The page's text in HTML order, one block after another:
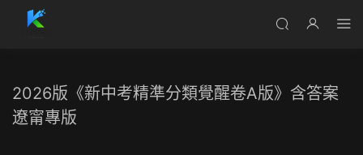
2026版《新中考精準分類覺醒卷A版》含答案
遼甯專版